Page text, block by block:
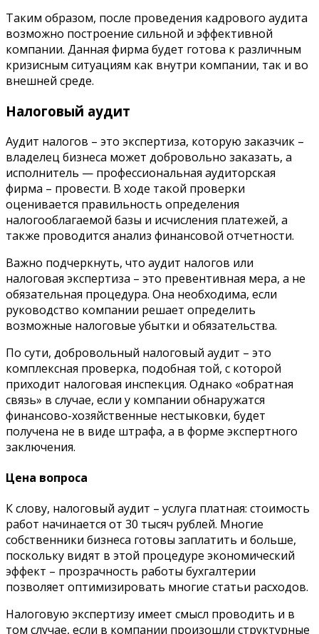
Таким образом, после проведения кадрового аудита
возможно построение сильной и эффективной
компании. Данная фирма будет готова к различным
кризисным ситуациям как внутри компании, так и во
внешней среде.
Налоговый аудит
Аудит налогов – это экспертиза, которую заказчик –
владелец бизнеса может добровольно заказать, а
исполнитель — профессиональная аудиторская
фирма – провести. В ходе такой проверки
оценивается правильность определения
налогооблагаемой базы и исчисления платежей, а
также проводится анализ финансовой отчетности.
Важно подчеркнуть, что аудит налогов или
налоговая экспертиза – это превентивная мера, а не
обязательная процедура. Она необходима, если
руководство компании решает определить
возможные налоговые убытки и обязательства.
По сути, добровольный налоговый аудит – это
комплексная проверка, подобная той, с которой
приходит налоговая инспекция. Однако «обратная
связь» в случае, если у компании обнаружатся
финансово-хозяйственные нестыковки, будет
получена не в виде штрафа, а в форме экспертного
заключения.
Цена вопроса
К слову, налоговый аудит – услуга платная: стоимость
работ начинается от 30 тысяч рублей. Многие
собственники бизнеса готовы заплатить и больше,
поскольку видят в этой процедуре экономический
эффект – прозрачность работы бухгалтерии
позволяет оптимизировать многие статьи расходов.
Налоговую экспертизу имеет смысл проводить и в
том случае, если в компании произошли структурные